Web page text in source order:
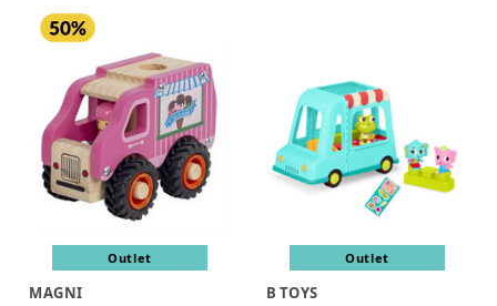
Outlet
MAGNI
Outlet
B TOYS